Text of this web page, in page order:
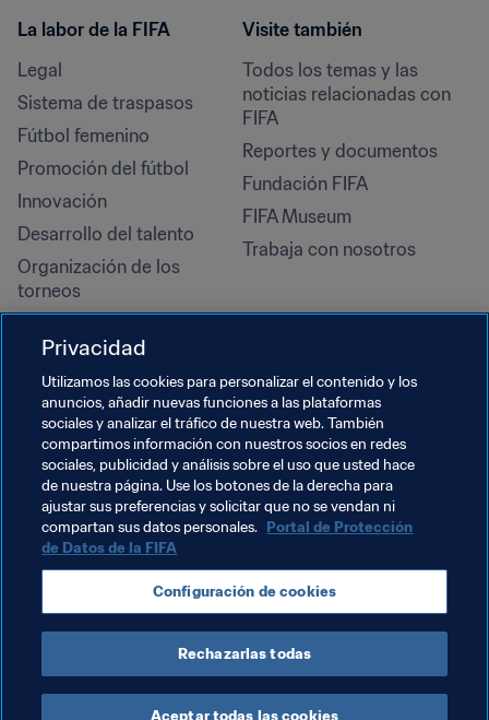
La labor de la FIFA
Legal
Sistema de traspasos
Fútbol femenino
Promoción del fútbol
Innovación
Desarrollo del talento
Organización de los
torneos
Derechos humanos y lucha
contra la discriminación
Salud y atención médica
Iniciativas educativas
Visite también
Todos los temas y las
noticias relacionadas con
FIFA
Reportes y documentos
Fundación FIFA
FIFA Museum
Trabaja con nosotros
TÉRMINOS DE SERVICIO
PORTAL DE PROTECCIÓN DE DATOS DE LA FIFA
DESCÁRGALO
CONFIGURACIÓN DE COOKIES
Copyright © 1994 - 2025 FIFA. Reservados todos los derechos.
Privacidad
Utilizamos las cookies para personalizar el contenido y los
anuncios, añadir nuevas funciones a las plataformas
sociales y analizar el tráfico de nuestra web. También
compartimos información con nuestros socios en redes
sociales, publicidad y análisis sobre el uso que usted hace
de nuestra página. Use los botones de la derecha para
ajustar sus preferencias y solicitar que no se vendan ni
compartan sus datos personales. Portal de Protección
de Datos de la FIFA
Configuración de cookies
Rechazarlas todas
Aceptar todas las cookies